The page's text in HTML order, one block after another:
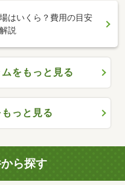
はいくら？費用の目安
説
をもっと見る
っと見る
ら探す